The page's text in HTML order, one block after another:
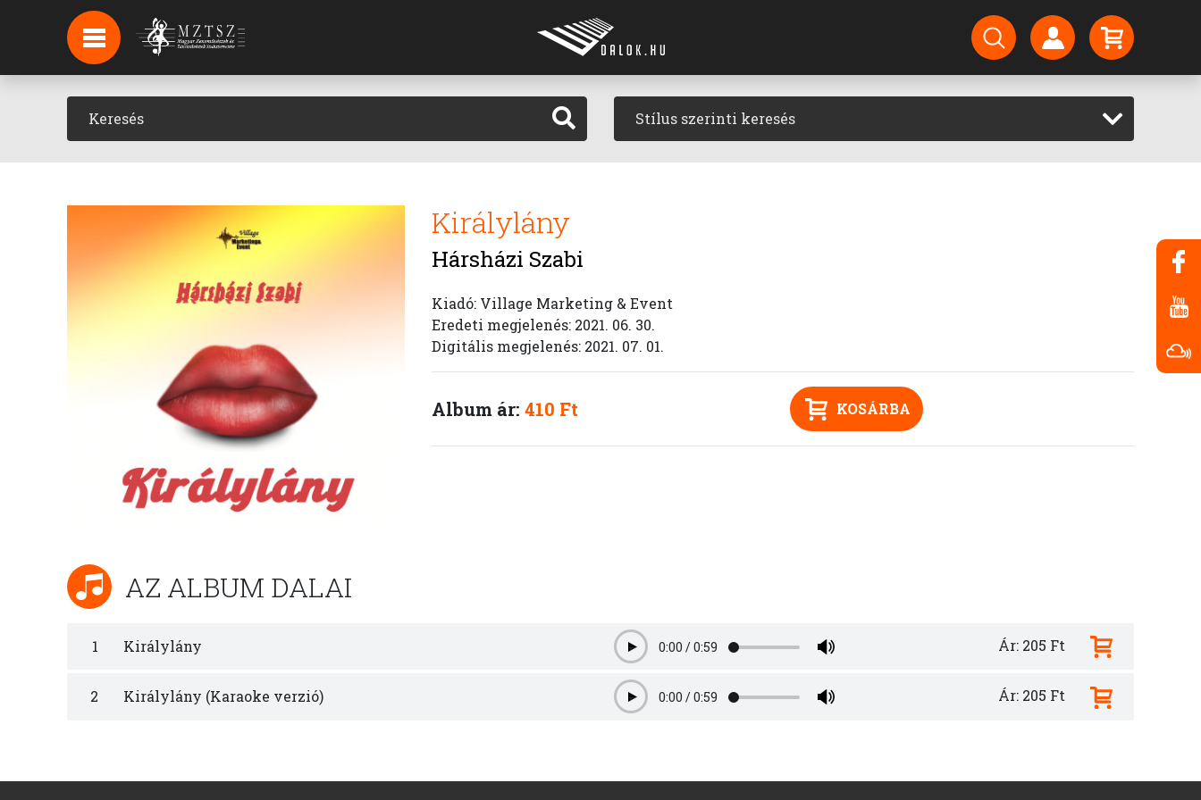
HÍREK
HÍRLEVÉL FELIRATKOZÁS
PODCAST Stílus szerinti keresés
Királylány
Hársházi Szabi
Kiadó: Village Marketing & Event
Eredeti megjelenés: 2021. 06. 30.
Digitális megjelenés: 2021. 07. 01.
Album ár: 410 Ft KOSÁRBA
AZ ALBUM DALAI
1 Királylány Play0:00 /0:59 Ár: 205 Ft
2 Királylány (Karaoke verzió) Play0:00 /0:59 Ár: 205 Ft